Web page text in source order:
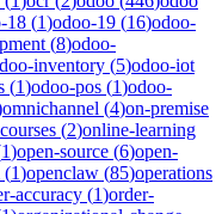
18 (1)odoo-19 (16)odoo-
(8)odoo-
inventory (5)odoo-iot
(1)odoo-pos (1)odoo-
omnichannel (4)on-premise
(2)online-learning
1)open-source (6)open-
(1)openclaw (85)operations
accuracy (1)order-